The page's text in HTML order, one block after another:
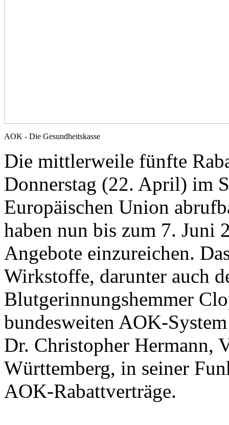
AOK - Die Gesundheitskasse
Die mittlerweile fünfte
Donnerstag (22. April) im
Europäischen Union
haben nun bis zum 7.
Angebote einzureichen.
Wirkstoffe, darunter auch
Blutgerinnungshemmer
bundesweiten AOK-
Dr. Christopher Hermann,
Württemberg, in seiner
AOK-Rabattverträge.